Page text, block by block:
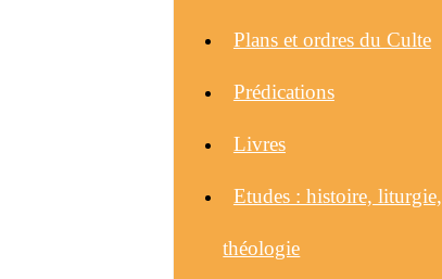
Plans et ordres du Culte
Prédications
Livres
Etudes : histoire, liturgie,
théologie